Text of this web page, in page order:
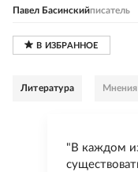
Павел Басинскийписатель
Литература Мнения
"В каждом